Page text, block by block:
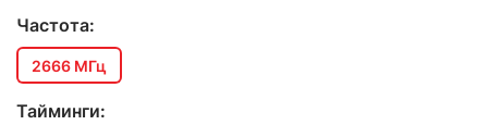
Частота:
2666 МГц
Тайминги: